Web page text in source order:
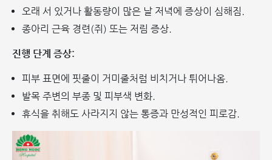
오래 서 있거나 활동량이 많은 날 저녁에 증상이 심해짐.
종아리 근육 경련(쥐) 또는 저림 증상.
진행 단계 증상:
피부 표면에 핏줄이 거미줄처럼 비치거나 튀어나옴.
발목 주변의 부종 및 피부색 변화.
휴식을 취해도 사라지지 않는 통증과 만성적인 피로감.